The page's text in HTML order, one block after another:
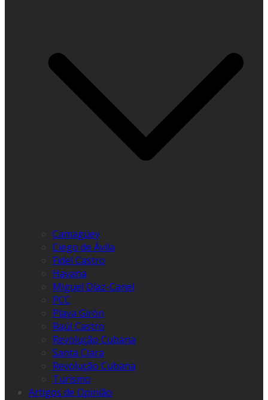
Camagüey
Ciego de Ávila
Fidel Castro
Havana
Miguel Díaz-Canel
PCC
Playa Girón
Raúl Castro
Revolução Cubana
Santa Clara
Revolução Cubana
Turismo
Artigos de Opinião